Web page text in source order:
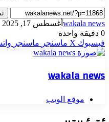
wakala news أغسطس 17, 2025
0 دقيقة واحدة
فيسبوك ‫X ماسنجر ماسنجر
wakala news
موقع الويب